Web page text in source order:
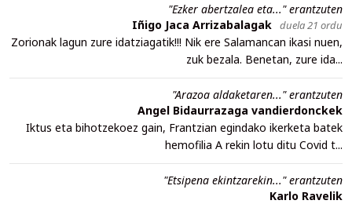
"Ezker abertzalea eta..." erantzuten
Iñigo Jaca Arrizabalagak duela 21 ordu
Zorionak lagun zure idatziagatik!!! Nik ere Salamancan ikasi nuen,
zuk bezala. Benetan, zure ida...
"Arazoa aldaketaren..." erantzuten
Angel Bidaurrazaga vandierdonckek
Iktus eta bihotzekoez gain, Frantzian egindako ikerketa batek
hemofilia A rekin lotu ditu Covid t...
"Etsipena ekintzarekin..." erantzuten
Karlo Ravelik